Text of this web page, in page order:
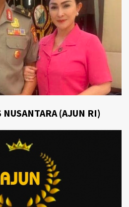
(AJUN RI)